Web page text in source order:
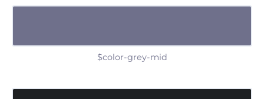
$color-grey-mid